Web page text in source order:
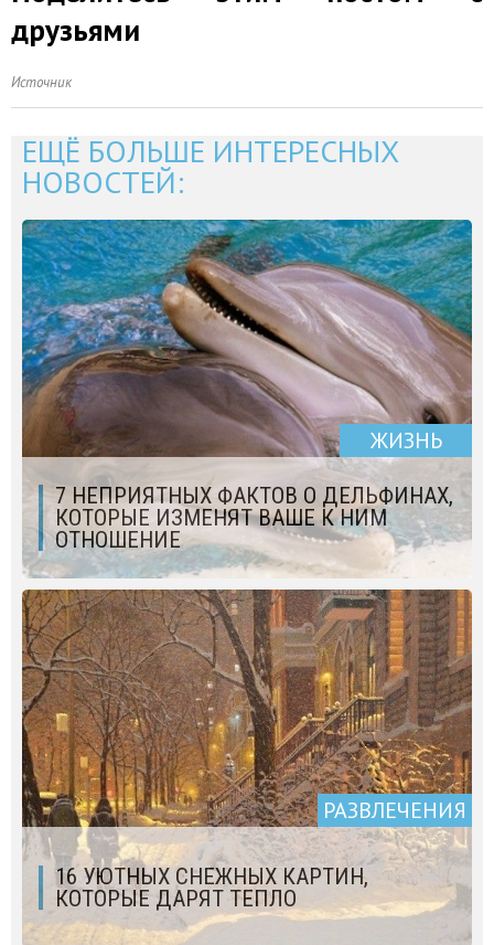
друзьями
Источник
ЕЩЁ БОЛЬШЕ ИНТЕРЕСНЫХ
НОВОСТЕЙ:
ЖИЗНЬ
7 НЕПРИЯТНЫХ ФАКТОВ О ДЕЛЬФИНАХ,
КОТОРЫЕ ИЗМЕНЯТ ВАШЕ К НИМ
ОТНОШЕНИЕ
РАЗВЛЕЧЕНИЯ
16 УЮТНЫХ СНЕЖНЫХ КАРТИН,
КОТОРЫЕ ДАРЯТ ТЕПЛО